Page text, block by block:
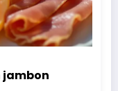
jambon